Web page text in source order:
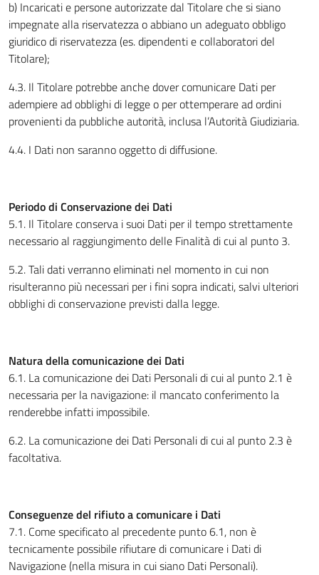
b) Incaricati e persone autorizzate dal Titolare che si siano
impegnate alla riservatezza o abbiano un adeguato obbligo
giuridico di riservatezza (es. dipendenti e collaboratori del
Titolare);
4.3. Il Titolare potrebbe anche dover comunicare Dati per
adempiere ad obblighi di legge o per ottemperare ad ordini
provenienti da pubbliche autorità, inclusa l’Autorità Giudiziaria.
4.4. I Dati non saranno oggetto di diffusione.
Periodo di Conservazione dei Dati
5.1. Il Titolare conserva i suoi Dati per il tempo strettamente
necessario al raggiungimento delle Finalità di cui al punto 3.
5.2. Tali dati verranno eliminati nel momento in cui non
risulteranno più necessari per i fini sopra indicati, salvi ulteriori
obblighi di conservazione previsti dalla legge.
Natura della comunicazione dei Dati
6.1. La comunicazione dei Dati Personali di cui al punto 2.1 è
necessaria per la navigazione: il mancato conferimento la
renderebbe infatti impossibile.
6.2. La comunicazione dei Dati Personali di cui al punto 2.3 è
facoltativa.
Conseguenze del rifiuto a comunicare i Dati
7.1. Come specificato al precedente punto 6.1, non è
tecnicamente possibile rifiutare di comunicare i Dati di
Navigazione (nella misura in cui siano Dati Personali).